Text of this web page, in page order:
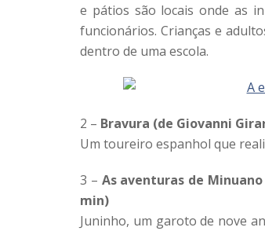
e pátios são locais onde as
funcionários. Crianças e
dentro de uma escola.
2 – Bravura (de Giovanni
Um toureiro espanhol que
3 – As aventuras de
min)
Juninho, um garoto de nove